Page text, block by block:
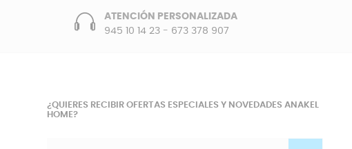
ATENCIÓN PERSONALIZADA
945 10 14 23 - 673 378 907
¿QUIERES RECIBIR OFERTAS ESPECIALES Y NOVEDADES ANAKEL
HOME?